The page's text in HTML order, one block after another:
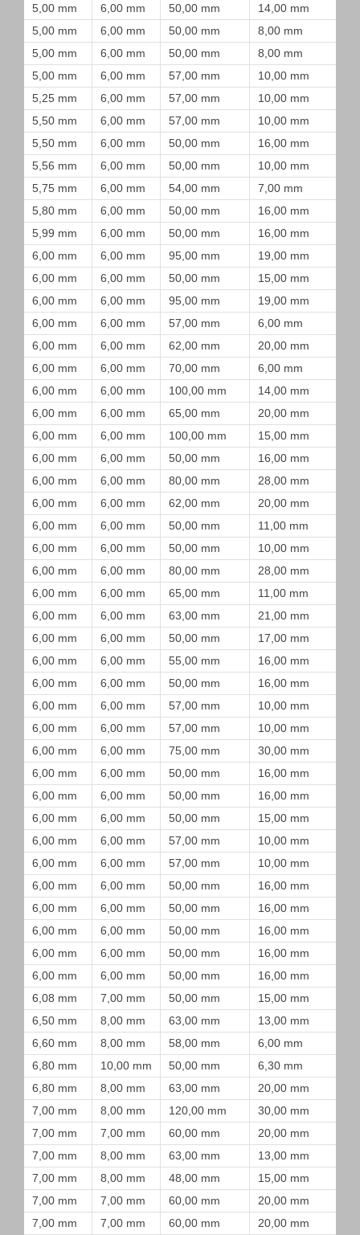
5,00 mm
6,00 mm 50,00 mm
14,00 mm
5,00 mm
6,00 mm 50,00 mm
8,00 mm
5,00 mm
6,00 mm 50,00 mm
8,00 mm
5,00 mm
6,00 mm 57,00 mm
10,00 mm
5,25 mm
6,00 mm 57,00 mm
10,00 mm
5,50 mm
6,00 mm 57,00 mm
10,00 mm
5,50 mm
6,00 mm 50,00 mm
16,00 mm
5,56 mm
6,00 mm 50,00 mm
10,00 mm
5,75 mm
6,00 mm 54,00 mm
7,00 mm
5,80 mm
6,00 mm 50,00 mm
16,00 mm
5,99 mm
6,00 mm 50,00 mm
16,00 mm
6,00 mm
6,00 mm 95,00 mm
19,00 mm
6,00 mm
6,00 mm 50,00 mm
15,00 mm
6,00 mm
6,00 mm 95,00 mm
19,00 mm
6,00 mm
6,00 mm 57,00 mm
6,00 mm
6,00 mm
6,00 mm 62,00 mm
20,00 mm
6,00 mm
6,00 mm 70,00 mm
6,00 mm
6,00 mm
6,00 mm 100,00 mm
14,00 mm
6,00 mm
6,00 mm 65,00 mm
20,00 mm
6,00 mm
6,00 mm 100,00 mm
15,00 mm
6,00 mm
6,00 mm 50,00 mm
16,00 mm
6,00 mm
6,00 mm 80,00 mm
28,00 mm
6,00 mm
6,00 mm 62,00 mm
20,00 mm
6,00 mm
6,00 mm 50,00 mm
11,00 mm
6,00 mm
6,00 mm 50,00 mm
10,00 mm
6,00 mm
6,00 mm 80,00 mm
28,00 mm
6,00 mm
6,00 mm 65,00 mm
11,00 mm
6,00 mm
6,00 mm 63,00 mm
21,00 mm
6,00 mm
6,00 mm 50,00 mm
17,00 mm
6,00 mm
6,00 mm 55,00 mm
16,00 mm
6,00 mm
6,00 mm 50,00 mm
16,00 mm
6,00 mm
6,00 mm 57,00 mm
10,00 mm
6,00 mm
6,00 mm 57,00 mm
10,00 mm
6,00 mm
6,00 mm 75,00 mm
30,00 mm
6,00 mm
6,00 mm 50,00 mm
16,00 mm
6,00 mm
6,00 mm 50,00 mm
16,00 mm
6,00 mm
6,00 mm 50,00 mm
15,00 mm
6,00 mm
6,00 mm 57,00 mm
10,00 mm
6,00 mm
6,00 mm 57,00 mm
10,00 mm
6,00 mm
6,00 mm 50,00 mm
16,00 mm
6,00 mm
6,00 mm 50,00 mm
16,00 mm
6,00 mm
6,00 mm 50,00 mm
16,00 mm
6,00 mm
6,00 mm 50,00 mm
16,00 mm
6,00 mm
6,00 mm 50,00 mm
16,00 mm
6,08 mm
7,00 mm 50,00 mm
15,00 mm
6,50 mm
8,00 mm 63,00 mm
13,00 mm
6,60 mm
8,00 mm 58,00 mm
6,00 mm
6,80 mm
10,00 mm 50,00 mm
6,30 mm
6,80 mm
8,00 mm 63,00 mm
20,00 mm
7,00 mm
8,00 mm 120,00 mm
30,00 mm
7,00 mm
7,00 mm 60,00 mm
20,00 mm
7,00 mm
8,00 mm 63,00 mm
13,00 mm
7,00 mm
8,00 mm 48,00 mm
15,00 mm
7,00 mm
7,00 mm 60,00 mm
20,00 mm
7,00 mm
7,00 mm 60,00 mm 20,00 mm